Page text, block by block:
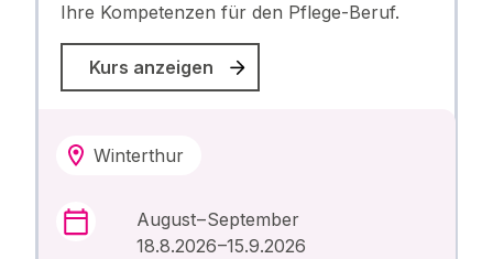
Ihre Kompetenzen für den Pflege-Beruf.
Kurs anzeigen
Winterthur
August – September
18.8.2026 –15.9.2026